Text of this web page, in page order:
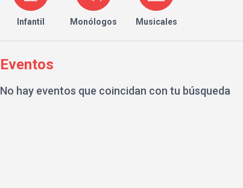
Infantil Monólogos Musicales
Eventos
No hay eventos que coincidan con tu búsqueda